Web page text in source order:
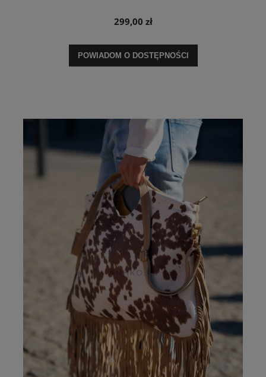
299,00 zł
POWIADOM O DOSTĘPNOŚCI